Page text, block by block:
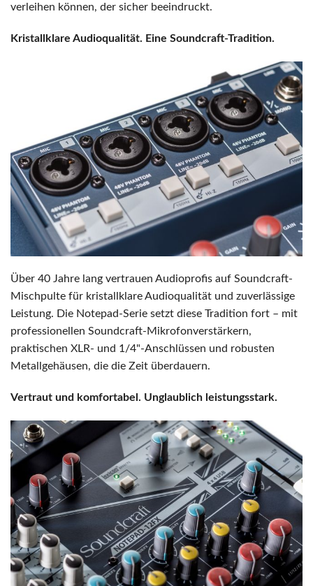
verleihen können, der sicher beeindruckt.
Kristallklare Audioqualität. Eine Soundcraft-Tradition.
Über 40 Jahre lang vertrauen Audioprofis auf Soundcraft-
Mischpulte für kristallklare Audioqualität und zuverlässige
Leistung. Die Notepad-Serie setzt diese Tradition fort – mit
professionellen Soundcraft-Mikrofonverstärkern,
praktischen XLR- und 1/4"-Anschlüssen und robusten
Metallgehäusen, die die Zeit überdauern.
Vertraut und komfortabel. Unglaublich leistungsstark.